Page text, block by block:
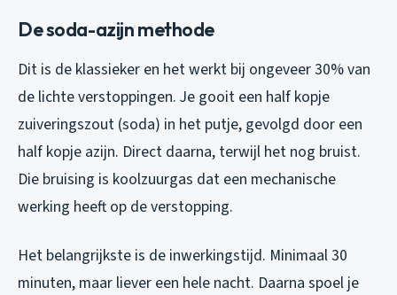
De soda-azijn methode
Dit is de klassieker en het werkt bij ongeveer 30% van
de lichte verstoppingen. Je gooit een half kopje
zuiveringszout (soda) in het putje, gevolgd door een
half kopje azijn. Direct daarna, terwijl het nog bruist.
Die bruising is koolzuurgas dat een mechanische
werking heeft op de verstopping.
Het belangrijkste is de inwerkingstijd. Minimaal 30
minuten, maar liever een hele nacht. Daarna spoel je